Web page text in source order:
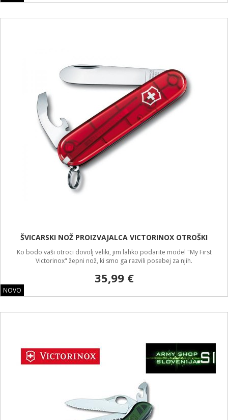
NOVO
ŠVICARSKI NOŽ PROIZVAJALCA VICTORINOX OTROŠKI
Ko bodo vaši otroci dovolj veliki, jim lahko podarite model "My First
Victorinox" žepni nož, ki smo ga razvili posebej za njih.
35,99 €